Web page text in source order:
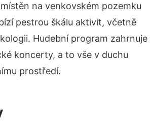
na venkovském pozemku
pestrou škálu aktivit, včetně
Hudební program zahrnuje
koncerty, a to vše v duchu
prostředí.